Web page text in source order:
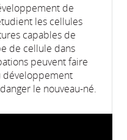
de
les cellules
capables de
de cellule dans
peuvent faire
développement
le nouveau-né.